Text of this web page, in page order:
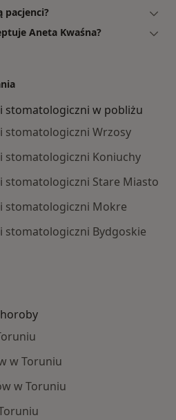
pacjenci?
Aneta Kwaśna?
stomatologiczni w pobliżu
stomatologiczni Wrzosy
stomatologiczni Koniuchy
stomatologiczni Stare Miasto
stomatologiczni Mokre
stomatologiczni Bydgoskie
w Toruniu
w Toruniu